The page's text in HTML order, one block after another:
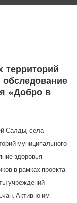
территорий
«Добро в
Салды, села
муниципального
здоровья
в рамках проекта
учреждений
Активно им